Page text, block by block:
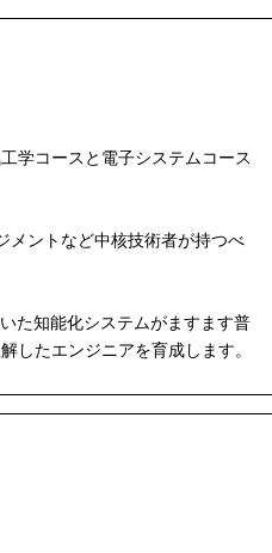
学コースと電子システムコース
メントなど中核技術者が持つべ
た知能化システムがますます普
したエンジニアを育成します。